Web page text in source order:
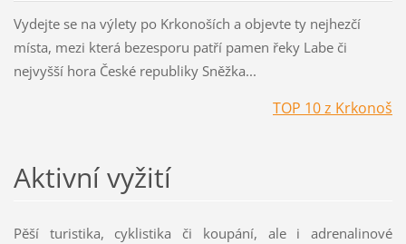
Vydejte se na výlety po Krkonoších a objevte ty nejhezčí
místa, mezi která bezesporu patří pamen řeky Labe či
nejvyšší hora České republiky Sněžka...
TOP 10 z Krkonoš
Aktivnívyžití
Pěší turistika, cyklistika či koupání, ale i adrenalinové